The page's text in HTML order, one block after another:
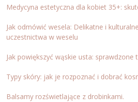
Medycyna estetyczna dla kobiet 35+:
Jak odmówić wesela: Delikatne i
uczestnictwa w weselu
Jak powiększyć wąskie usta: sprawdzone
Typy skóry: jak je rozpoznać i dobrać
Balsamy rozświetlające z drobinkami.